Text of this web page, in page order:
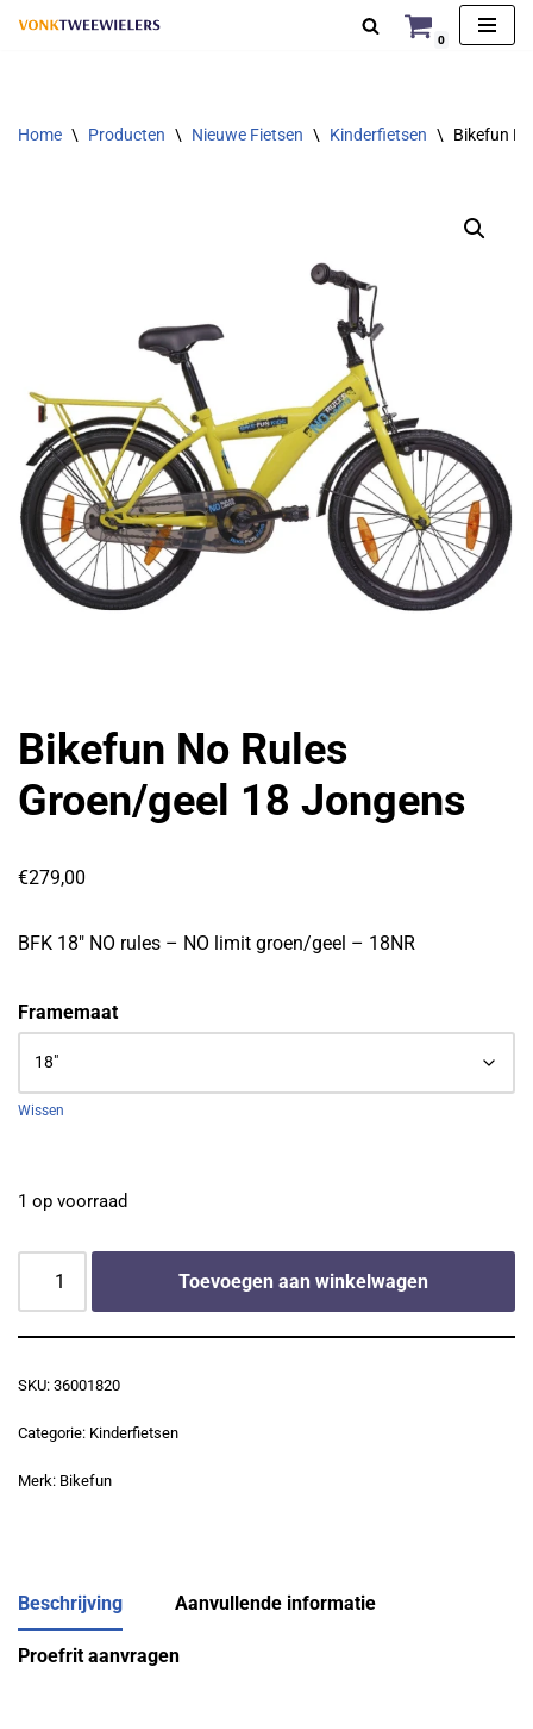
de
0
Home \ Producten \ Nieuwe Fietsen \ Kinderfietsen \ Bikefun
Bikefun No Rules
Groen/geel 18 Jongens
€279,00
BFK 18″ NO rules – NO limit groen/geel – 18NR
Framemaat
Wissen
1 op voorraad
Toevoegen aan winkelwagen
SKU: 36001820
Categorie: Kinderfietsen
Merk: Bikefun
Beschrijving Aanvullende informatie
Proefrit aanvragen